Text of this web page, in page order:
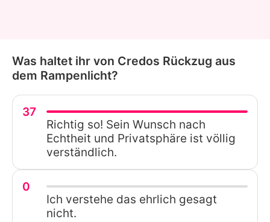
Was haltet ihr von Credos Rückzug aus
dem Rampenlicht?
37
Richtig so! Sein Wunsch nach
Echtheit und Privatsphäre ist völlig
verständlich.
0
Ich verstehe das ehrlich gesagt
nicht.